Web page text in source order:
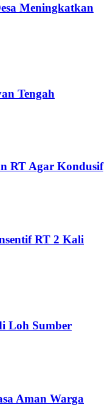
Meningkatkan
Tengah
RT Agar Kondusif
RT 2 Kali
Loh Sumber
Aman Warga